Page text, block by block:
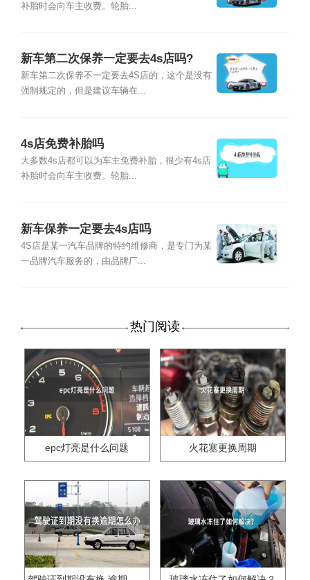
补胎时会向车主收费。轮胎...
新车第二次保养一定要去4s店吗?
新车第二次保养不一定要去4S店的，这个是没有
强制规定的，但是建议车辆在...
4s店免费补胎吗
大多数4s店都可以为车主免费补胎，很少有4s店
补胎时会向车主收费。轮胎...
新车保养一定要去4s店吗
4S店是某一汽车品牌的特约维修商，是专门为某
一品牌汽车服务的，由品牌厂...
热门阅读
epc灯亮是什么问题 火花塞更换周期